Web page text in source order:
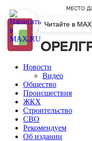
Новости
Видео
Общество
Происшествия
ЖКХ
Строительство
СВО
Рекомендуем
Об издании
Читайте в MAX